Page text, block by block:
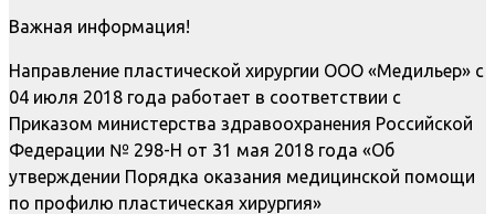
Важная информация!
Направление пластической хирургии ООО «Медильер» с
04 июля 2018 года работает в соответствии с
Приказом министерства здравоохранения Российской
Федерации № 298-Н от 31 мая 2018 года «Об
утверждении Порядка оказания медицинской помощи
по профилю пластическая хирургия»